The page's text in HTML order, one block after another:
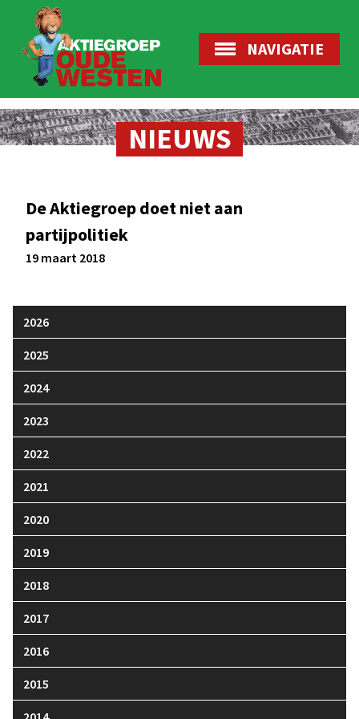
NAVIGATIE
NIEUWS
De Aktiegroep doet niet aan
partijpolitiek
19 maart 2018
2026
2025
2024
2023
2022
2021
2020
2019
2018
2017
2016
2015